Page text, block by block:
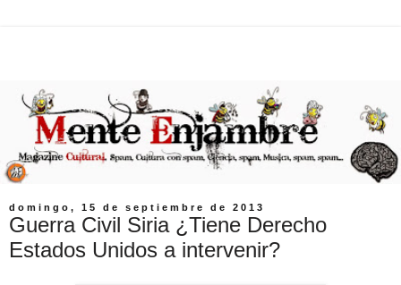
domingo, 15 de septiembre de 2013
Guerra Civil Siria ¿Tiene Derecho
Estados Unidos a intervenir?